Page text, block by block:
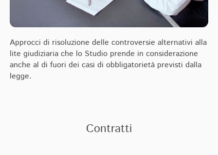
Approcci di risoluzione delle controversie alternativi alla
lite giudiziaria che lo Studio prende in considerazione
anche al di fuori dei casi di obbligatorietà previsti dalla
legge.
Contratti